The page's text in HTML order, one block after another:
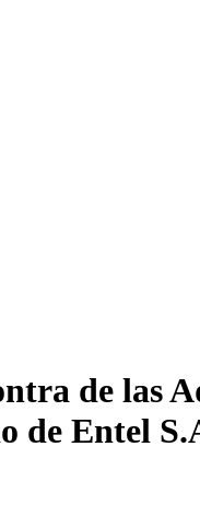
de las
de Entel